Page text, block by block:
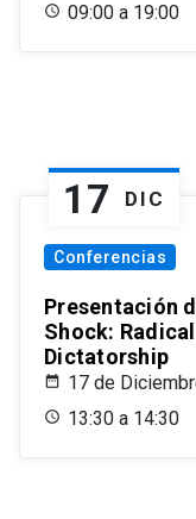
09:00 a 19:00
17 DIC
Conferencias
Presentación
Shock:
Dictatorship
17 de
13:30 a 14:30